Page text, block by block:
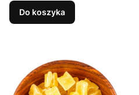
Do koszyka